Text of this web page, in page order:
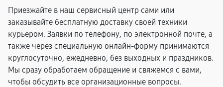
Приезжайте в наш сервисный центр сами или
заказывайте бесплатную доставку своей техники
курьером. Заявки по телефону, по электронной почте, а
также через специальную онлайн-форму принимаются
круглосуточно, ежедневно, без выходных и праздников.
Мы сразу обработаем обращение и свяжемся с вами,
чтобы обсудить все организационные вопросы.